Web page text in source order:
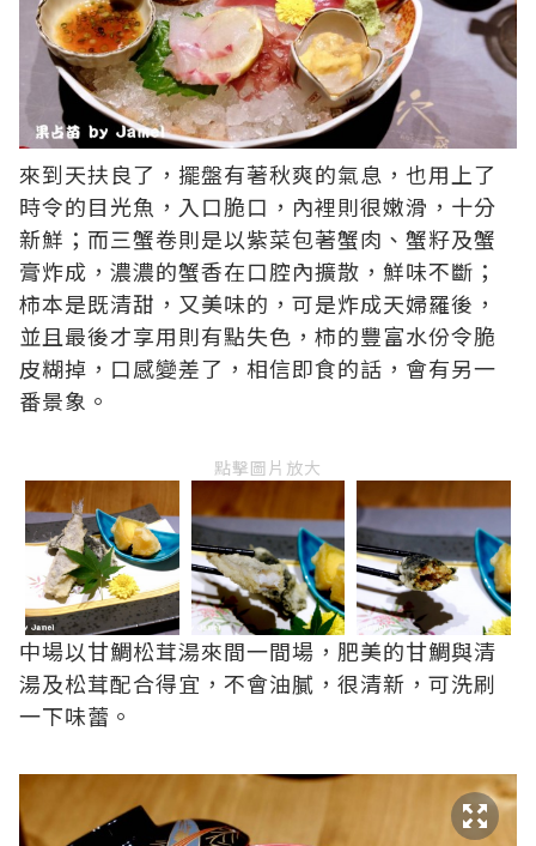
來到天扶良了，擺盤有著秋爽的氣息，也用上了
時令的目光魚，入口脆口，內裡則很嫩滑，十分
新鮮；而三蟹卷則是以紫菜包著蟹肉、蟹籽及蟹
膏炸成，濃濃的蟹香在口腔內擴散，鮮味不斷；
柿本是既清甜，又美味的，可是炸成天婦羅後，
並且最後才享用則有點失色，柿的豐富水份令脆
皮糊掉，口感變差了，相信即食的話，會有另一
番景象。
點擊圖片放大
中場以甘鯛松茸湯來間一間場，肥美的甘鯛與清
湯及松茸配合得宜，不會油膩，很清新，可洗刷
一下味蕾。